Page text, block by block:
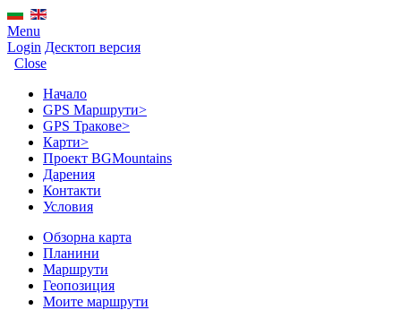
Menu
Login Десктоп версия
Close
Начало
GPS Mаршрути>
GPS Тракове>
Карти>
Проект BGMountains
Дарения
Контакти
Условия
Обзорна карта
Планини
Маршрути
Геопозиция
Моите маршрути